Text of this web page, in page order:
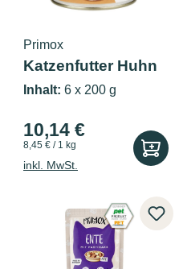
Primox
Katzenfutter Huhn
mit Süßka...
Inhalt: 6 x 200 g
10,14 €
8,45 € / 1 kg
inkl. MwSt.